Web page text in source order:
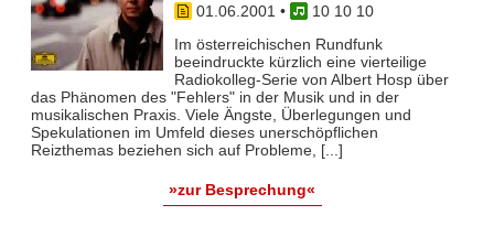
01.06.2001 •
10 10 10
Im österreichischen Rundfunk
beeindruckte kürzlich eine vierteilige
Radiokolleg-Serie von Albert Hosp über
das Phänomen des "Fehlers" in der Musik und in der
musikalischen Praxis. Viele Ängste, Überlegungen und
Spekulationen im Umfeld dieses unerschöpflichen
Reizthemas beziehen sich auf Probleme, [...]
»zur Besprechung«